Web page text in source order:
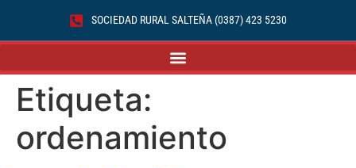
SOCIEDAD RURAL SALTEÑA (0387) 423 5230
Etiqueta:
ordenamiento